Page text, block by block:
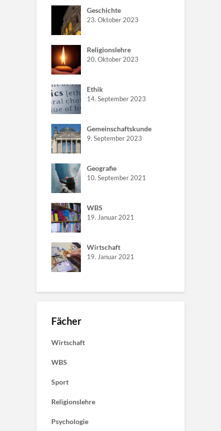
Geschichte
23. Oktober 2023
Religionslehre
20. Oktober 2023
Ethik
14. September 2023
Gemeinschaftskunde
9. September 2023
Geografie
10. September 2021
WBS
19. Januar 2021
Wirtschaft
19. Januar 2021
Fächer
Wirtschaft
WBS
Sport
Religionslehre
Psychologie